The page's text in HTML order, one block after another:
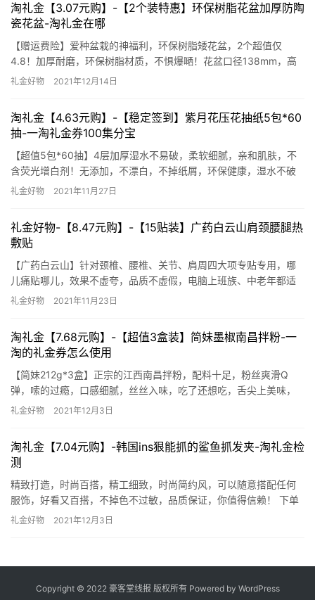
淘礼金【3.07元购】-【2个装特惠】环保树脂花盆加厚防陶
瓷花盆-淘礼金在哪
【赠运费险】爱种盆栽的神福利，环保树脂矮花盆，2个超值仅
4.8！加厚耐磨，环保树脂材质，不惧爆嗮！花盆口径138mm，高
度99.5mm，适用于阳台，客厅，庭院等种植，享受品质生活！ 下
礼金好物 2021年12月14日
淘礼金【4.63元购】-【稳定签到】紫月花压花抽纸5包*60
抽-一淘礼金券100集分宝
【超值5包*60抽】4层加厚湿水不易破，柔软细腻，亲和肌肤，不
含荧光增白剂！无添加，不漂白，不掉纸屑，环保健康，湿水不破
～母婴都能放心用的！ 下单口令：￥opikXyaYYl0￥ 去淘宝购买 一
礼金好物 2021年11月27日
礼金好物-【8.47元购】-【15贴装】广药白云山肩颈腰腿热
敷贴
【广药白云山】针对颈椎、腰椎、关节、肩周四大项专贴专用，哪
儿痛贴哪儿，效果不虚夸，品质不虚假，电脑上班族、中老年都适
合，家中常备，一贴轻松~下单口令：￥rJNHXCXC2jx￥ 去淘宝购
礼金好物 2021年11月23日
淘礼金【7.68元购】-【超值3盒装】简妹墨椒南昌拌粉-一
淘的礼金券怎么使用
【简妹212g*3盒】正宗的江西南昌拌粉，配料十足，粉丝爽滑Q
弹，嗦的过瘾，口感细腻，丝丝入味，吃了还想吃，舌尖上美味，
好吃到停不下来！ 下单口令：￥bxByXBWSzgR￥ 去淘宝购买 一
礼金好物 2021年12月3日
淘礼金【7.04元购】-韩国ins狠能抓的鲨鱼抓发夹-淘礼金检
测
精致打造，时尚百搭，精工细致，时尚简约风，可以随意搭配任何
服饰，好看又百搭，不掉色不过敏，品质保证，你值得信赖！ 下单
口令：￥LmwjXBVcmU8￥ 去淘宝购买 淘礼金检测
礼金好物 2021年12月3日
Copyright © 2022 豪客堂线报 版权所有 Powered by WordPress